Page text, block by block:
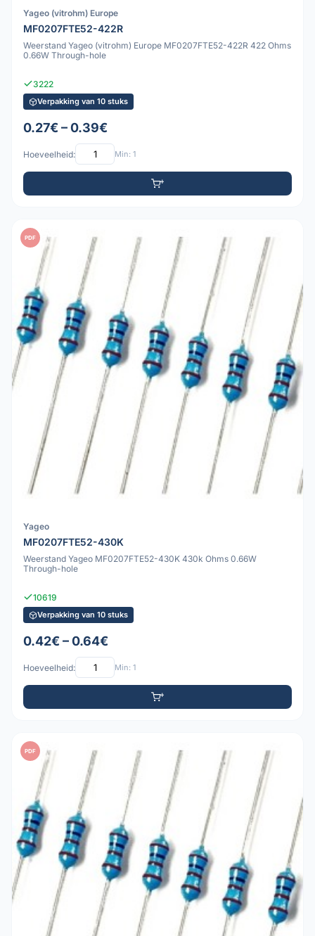
Yageo (vitrohm) Europe
MF0207FTE52-422R
Weerstand Yageo (vitrohm) Europe MF0207FTE52-422R 422 Ohms
0.66W Through-hole
3222
Verpakking van 10 stuks
0.27€ – 0.39€
Hoeveelheid: Min: 1
PDF
Yageo
MF0207FTE52-430K
Weerstand Yageo MF0207FTE52-430K 430k Ohms 0.66W
Through-hole
10619
Verpakking van 10 stuks
0.42€ – 0.64€
Hoeveelheid: Min: 1
PDF